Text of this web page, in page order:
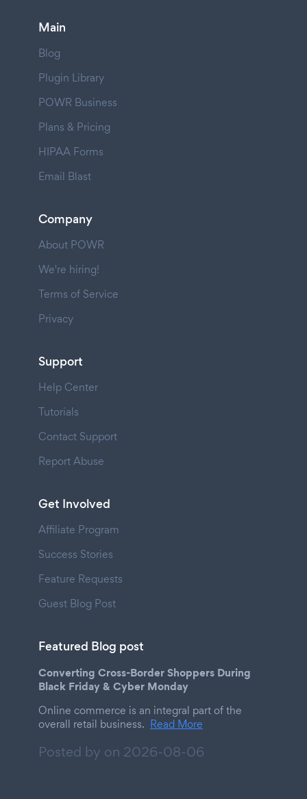
Main
Blog
Plugin Library
POWR Business
Plans & Pricing
HIPAA Forms
Email Blast
Company
About POWR
We're hiring!
Terms of Service
Privacy
Support
Help Center
Tutorials
Contact Support
Report Abuse
Get Involved
Affiliate Program
Success Stories
Feature Requests
Guest Blog Post
Featured Blog post
Converting Cross-Border Shoppers During
Black Friday & Cyber Monday
Online commerce is an integral part of the
overall retail business. Read More
Posted by on 2026-08-06